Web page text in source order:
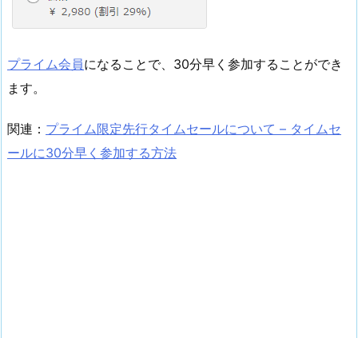
プライム会員になることで、30分早く参加することができ
ます。
関連： プライム限定先行タイムセールについて – タイムセ
ールに30分早く参加する方法